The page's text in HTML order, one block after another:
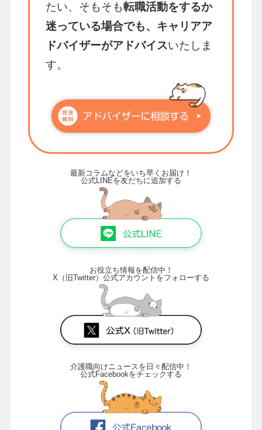
たい、そもそも転職活動をするか
迷っている場合でも、キャリアア
ドバイザーがアドバイスいたしま
す。
最新コラムなどをいち早くお届け！
公式LINEを友だちに追加する
お役立ち情報を配信中！
X（旧Twitter）公式アカウントをフォローする
介護職向けニュースを日々配信中！
公式Facebookをチェックする